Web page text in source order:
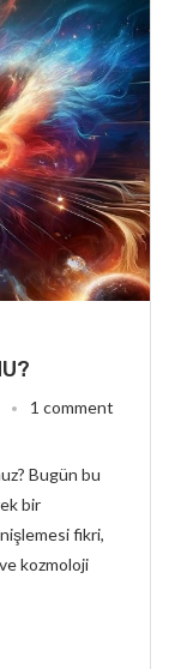
1 comment
Bugün bu
bir
fikri,
kozmoloji